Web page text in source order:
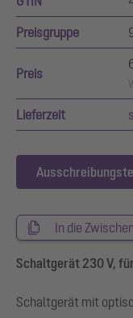
Preisgruppe
Preis
Lieferzeit
In die
Schaltgerät 230 V,
Schaltgerät mit